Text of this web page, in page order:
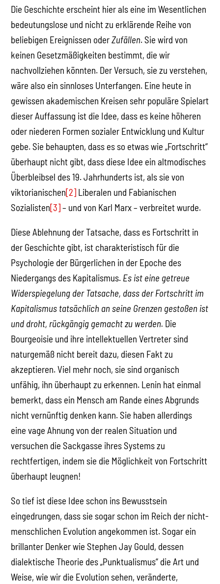
Die Geschichte erscheint hier als eine im Wesentlichen
bedeutungslose und nicht zu erklärende Reihe von
beliebigen Ereignissen oderZufällen. Sie wird von
keinen Gesetzmäßigkeiten bestimmt, die wir
nachvollziehen könnten. Der Versuch, sie zu verstehen,
wäre also ein sinnloses Unterfangen. Eine heute in
gewissen akademischen Kreisen sehr populäre Spielart
dieser Auffassung ist die Idee, dass es keine höheren
oder niederen Formen sozialer Entwicklung und Kultur
gebe. Sie behaupten, dass es so etwas wie „Fortschritt“
überhaupt nicht gibt, dass diese Idee ein altmodisches
Überbleibsel des 19. Jahrhunderts ist, als sie von
viktorianischen[2] Liberalen und Fabianischen
Sozialisten[3]– und von Karl Marx – verbreitet wurde.
Diese Ablehnung der Tatsache, dass es Fortschritt in
der Geschichte gibt, ist charakteristisch für die
Psychologie der Bürgerlichen in der Epoche des
Niedergangs des Kapitalismus. Es ist eine getreue
Widerspiegelung der Tatsache, dass der Fortschritt im
Kapitalismus tatsächlich an seine Grenzen gestoßen ist
und droht, rückgängig gemacht zu werden. Die
Bourgeoisie und ihre intellektuellen Vertreter sind
naturgemäß nicht bereit dazu, diesen Fakt zu
akzeptieren. Viel mehr noch, sie sind organisch
unfähig, ihn überhaupt zu erkennen. Lenin hat einmal
bemerkt, dass ein Mensch am Rande eines Abgrunds
nicht vernünftig denken kann. Sie haben allerdings
eine vage Ahnung von der realen Situation und
versuchen die Sackgasse ihres Systems zu
rechtfertigen, indem sie die Möglichkeit von Fortschritt
überhaupt leugnen!
So tief ist diese Idee schon ins Bewusstsein
eingedrungen, dass sie sogar schon im Reich der nicht-
menschlichen Evolution angekommen ist. Sogar ein
brillanter Denker wie Stephen Jay Gould, dessen
dialektische Theorie des „Punktualismus“ die Art und
Weise, wie wir die Evolution sehen, veränderte,